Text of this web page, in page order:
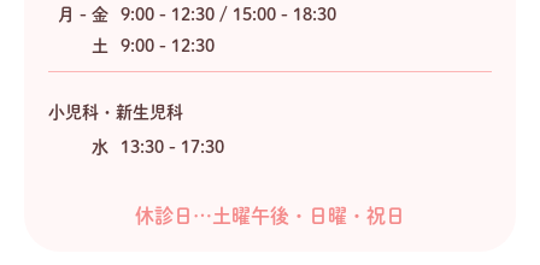
月 - 金
9:00 - 12:30 / 15:00 - 18:30
土
9:00 - 12:30
小児科・新生児科
水 13:30 - 17:30
休診日…土曜午後・日曜・祝日